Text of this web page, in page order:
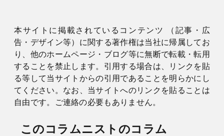
本サイトに掲載されているコンテンツ （記事・広
告・デザイン等）に関する著作権は当社に帰属してお
り、他のホームページ・ブログ等に無断で転載・転用
することを禁止します。引用する場合は、リンクを貼
る等して当サイトからの引用であることを明らかにし
てください。なお、当サイトへのリンクを貼ることは
自由です。ご連絡の必要もありません。
このコラムニストのコラム